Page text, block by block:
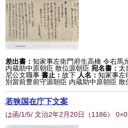
差出書：知家事左衛門府生高橋 令右馬
内蔵助中原朝臣 散位源朝臣 宛名書： 太
尼公文職事書止：故下 人名：知家事左
別當前豊前守源朝臣 内蔵助中原朝臣 散
若狭国在庁下文案
は函/1/5/ 文治2年2月20日 （1186）